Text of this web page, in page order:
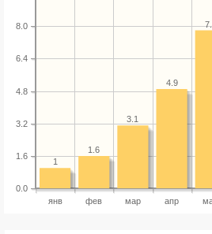
янв фев мар апр
0.0
1.6
3.2
4.8
6.4
8.0
4.9
3.1
1.6
1